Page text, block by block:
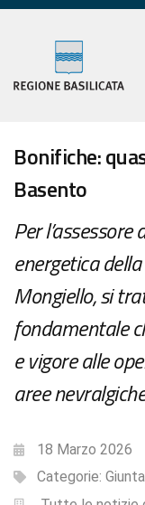
Bonifiche:
Basento
Per
energetica
Mongiello, si
fondamentale
e vigore alle
aree
18 Marzo 2026
Categorie: